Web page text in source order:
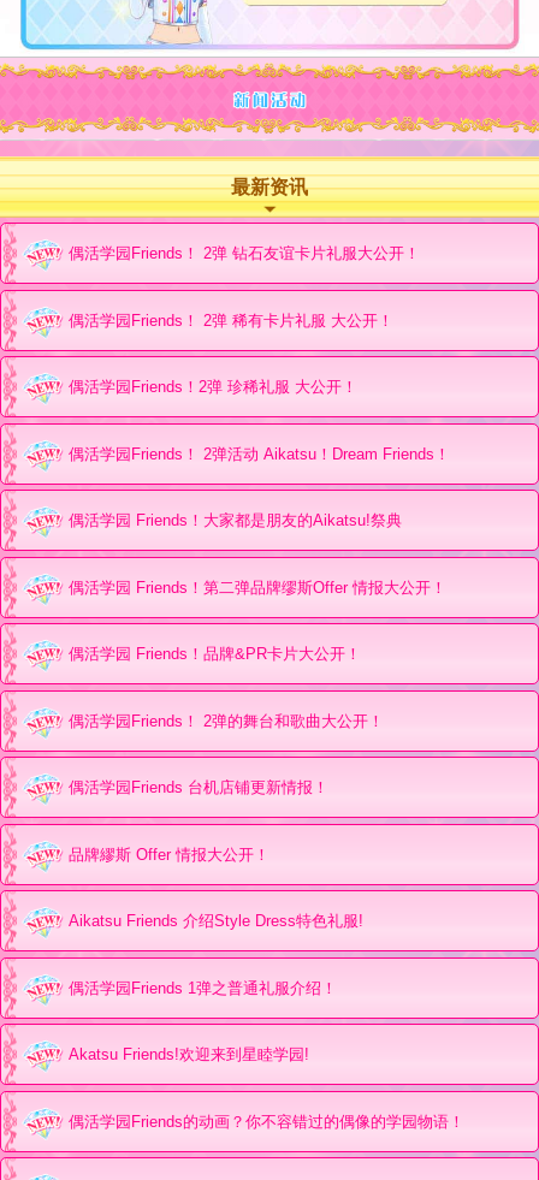
最新资讯
偶活学园Friends！ 2弹 钻石友谊卡片礼服大公开！
偶活学园Friends！ 2弹 稀有卡片礼服 大公开！
偶活学园Friends！2弹 珍稀礼服 大公开！
偶活学园Friends！ 2弹活动 Aikatsu！Dream Friends！
偶活学园 Friends！大家都是朋友的Aikatsu!祭典
偶活学园 Friends！第二弹品牌缪斯Offer 情报大公开！
偶活学园 Friends！品牌&PR卡片大公开！
偶活学园Friends！ 2弹的舞台和歌曲大公开！
偶活学园Friends 台机店铺更新情报！
品牌繆斯 Offer 情报大公开！
Aikatsu Friends 介绍Style Dress特色礼服!
偶活学园Friends 1弹之普通礼服介绍！
Akatsu Friends!欢迎来到星睦学园!
偶活学园Friends的动画？你不容错过的偶像的学园物语！